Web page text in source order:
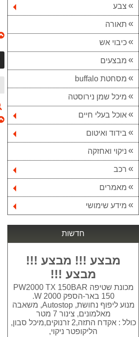
צבע
תאורה
כיבוי אש
מבצעים
מסחטת buffalo
מיכל שמן נירוסטה
אוכל בעלי חיים
בידוד ואיטום
ניקוי ואחזקה
רכב
מאמרים
מידע שימושי
חדשות
מבצע !!! מבצע !!!
מבצע !!!
מכונת שטיפה PW2000 TX 150BAR
150 באר-הספק W 2000.
מנוע ליפוף נחושת, Autostop, משאבה
מאלמונים, צינור 7 מטר
כולל : אקדח התזה,2 זרנוקים,מיכל סבון,
הליקופטר ניקוי,
סולם מפרקים אלומיניום גובה 4.60 מטר 4*4
599.00 ₪
999.00 ₪
132.00 ₪
כספת מיני YALE VALUE 90100808
169.00 ₪
מגף אוסטרלי Blundstone 561
499.00 ₪